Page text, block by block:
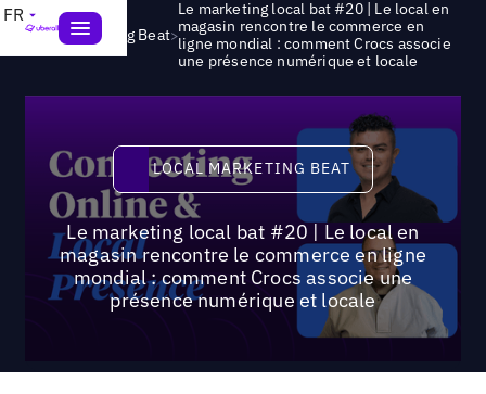
FR
Local Marketing Beat>
Le marketing local bat #20 | Le local en
magasin rencontre le commerce en
ligne mondial : comment Crocs associe
une présence numérique et locale
Local Marketing Beat
LOCAL MARKETING BEAT
Le marketing local bat #20 | Le local en
magasin rencontre le commerce en ligne
mondial : comment Crocs associe une
présence numérique et locale